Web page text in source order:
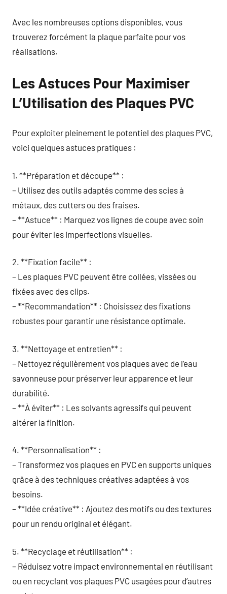
Avec les nombreuses options disponibles, vous
trouverez forcément la plaque parfaite pour vos
réalisations.
Les Astuces Pour Maximiser
L’Utilisation des Plaques PVC
Pour exploiter pleinement le potentiel des plaques PVC,
voici quelques astuces pratiques :
1. **Préparation et découpe** :
– Utilisez des outils adaptés comme des scies à
métaux, des cutters ou des fraises.
– **Astuce** : Marquez vos lignes de coupe avec soin
pour éviter les imperfections visuelles.
2. **Fixation facile** :
– Les plaques PVC peuvent être collées, vissées ou
fixées avec des clips.
– **Recommandation** : Choisissez des fixations
robustes pour garantir une résistance optimale.
3. **Nettoyage et entretien** :
– Nettoyez régulièrement vos plaques avec de l’eau
savonneuse pour préserver leur apparence et leur
durabilité.
– **À éviter** : Les solvants agressifs qui peuvent
altérer la finition.
4. **Personnalisation** :
– Transformez vos plaques en PVC en supports uniques
grâce à des techniques créatives adaptées à vos
besoins.
– **Idée créative** : Ajoutez des motifs ou des textures
pour un rendu original et élégant.
5. **Recyclage et réutilisation** :
– Réduisez votre impact environnemental en réutilisant
ou en recyclant vos plaques PVC usagées pour d’autres